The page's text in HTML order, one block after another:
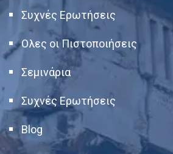
Συχνές Ερωτήσεις
Ολες οι Πιστοποιήσεις
Σεμινάρια
Συχνές Ερωτήσεις
Blog